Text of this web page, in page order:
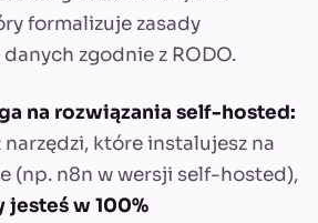
formalizuje zasady
zgodnie z RODO.
na rozwiązania self-hosted:
narzędzi, które instalujesz na
(np. n8n w wersji self-hosted),
jesteś w 100%